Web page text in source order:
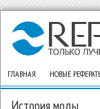
ГЛАВНАЯ НОВЫЕ
История моды